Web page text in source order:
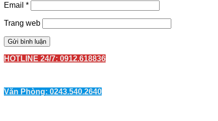
Email *
Trang web
HOTLINE 24/7: 0912.618836
Văn Phòng: 0243.540.2640